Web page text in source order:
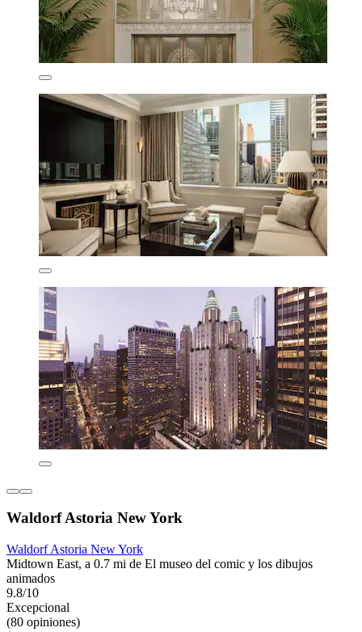
Waldorf Astoria New York
Waldorf Astoria New York
Midtown East, a 0.7 mi de El museo del comic y los dibujos
animados
9.8/10
Excepcional
(80 opiniones)